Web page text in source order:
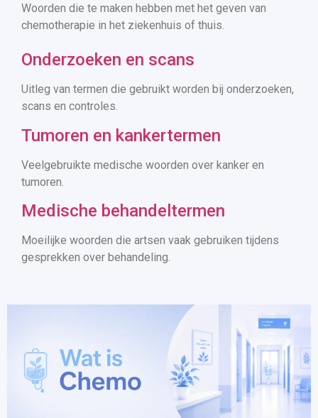
Woorden die te maken hebben met het geven van
chemotherapie in het ziekenhuis of thuis.
Onderzoeken en scans
Uitleg van termen die gebruikt worden bij onderzoeken,
scans en controles.
Tumoren en kankertermen
Veelgebruikte medische woorden over kanker en
tumoren.
Medische behandeltermen
Moeilijke woorden die artsen vaak gebruiken tijdens
gesprekken over behandeling.